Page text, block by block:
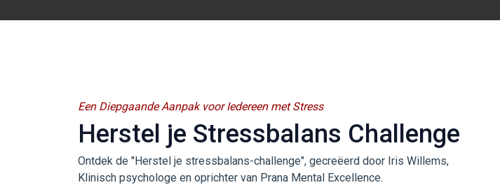
Een Diepgaande Aanpak voor Iedereen met Stress
Herstel je Stressbalans Challenge
Ontdek de "Herstel je stressbalans-challenge", gecreëerd door Iris Willems,
Klinisch psychologe en oprichter van Prana Mental Excellence.